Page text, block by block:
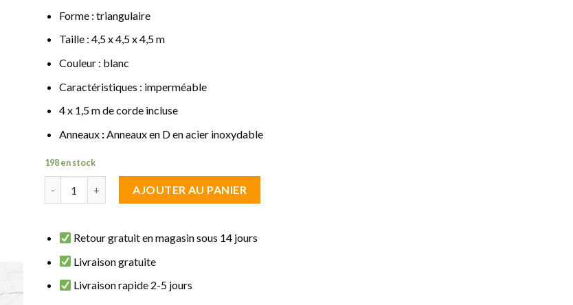
Forme : triangulaire
Taille : 4,5 x 4,5 x 4,5 m
Couleur : blanc
Caractéristiques : imperméable
4 x 1,5 m de corde incluse
Anneaux: Anneaux en D en acier inoxydable
198 en stock
AJOUTER AU PANIER
Retour gratuit en magasin sous 14 jours
Livraison gratuite
Livraison rapide 2-5 jours